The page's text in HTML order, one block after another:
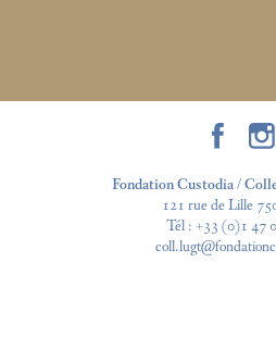
Fondation Custodia /
121 rue de Lille
Tél : +33 (0)1 47